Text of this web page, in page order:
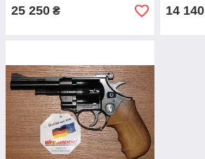
25 250 ₴ 14 140